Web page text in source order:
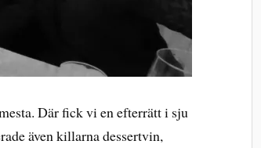
Där fick vi en efterrätt i sju
även killarna dessertvin,